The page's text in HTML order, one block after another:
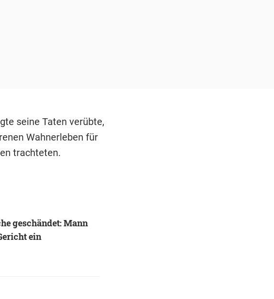
seine Taten verübte,
Wahnerleben für
trachteten.
geschändet: Mann
ein